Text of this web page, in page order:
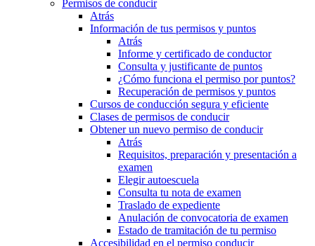
Permisos de conducir
Atrás
Información de tus permisos y puntos
Atrás
Informe y certificado de conductor
Consulta y justificante de puntos
¿Cómo funciona el permiso por puntos?
Recuperación de permisos y puntos
Cursos de conducción segura y eficiente
Clases de permisos de conducir
Obtener un nuevo permiso de conducir
Atrás
Requisitos, preparación y presentación a
examen
Elegir autoescuela
Consulta tu nota de examen
Traslado de expediente
Anulación de convocatoria de examen
Estado de tramitación de tu permiso
Accesibilidad en el permiso conducir